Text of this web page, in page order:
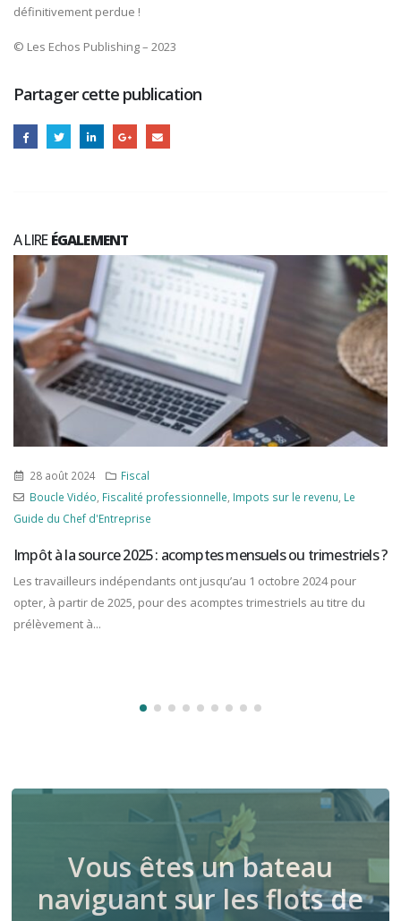
définitivement perdue !
© Les Echos Publishing – 2023
Partager cette publication
A LIREÉGALEMENT
?
15 mai 2023 Fiscal
Boucle Vidéo,Fiscalité,Fiscalité immobilière, Fiscalité personnelle
Immobilier,Le Guide du Chef d'Entreprise
Déclaration des biens immobiliers : dernière ligne droite !
Les propriétaires de locaux d’habitation ont jusqu’au 30 juin 2023
pour souscrire en ligne une nouvelle déclaration précisant les
conditions d’occupation de...
Vous êtes un bateau
naviguant sur les flots de